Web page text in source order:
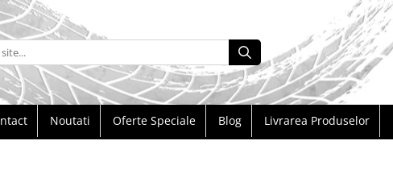
Noutati Oferte Speciale Blog Livrarea Produselor